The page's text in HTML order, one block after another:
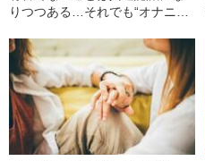
りつつある…それでも“オナニ
まれてしまうワケ